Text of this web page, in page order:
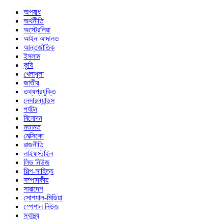
অপরাধ
অর্থনীতি
অস্ট্রেলিয়া
আইন আদালত
আন্তর্জাতিক
ইসলাম
কৃষি
খেলাধুলা
জাতীয়
তথ্যপ্রযুক্তি
নেদারল্যান্ডস
পর্যটন
বিনোদন
মতামত
মেক্সিকো
রাজনীতি
লাইফস্টাইল
লিড নিউজ
শিল্প-সাহিত্য
সম্পাদকীয়
সারাদেশ
সোশ্যাল-মিডিয়া
স্পেশাল নিউজ
স্বাস্থ্য